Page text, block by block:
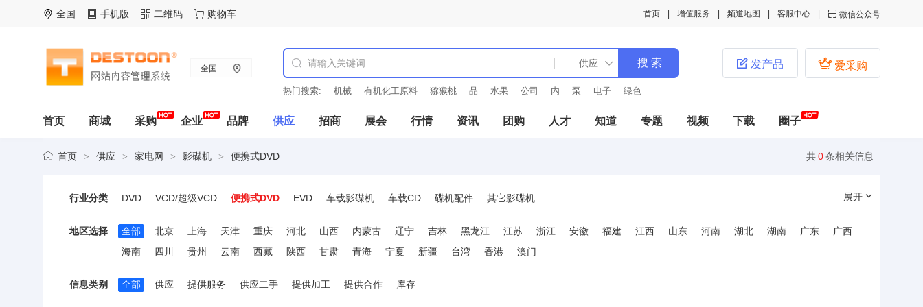
全国 手机版 二维码 购物车  微信公众号
客服中心
频道地图
增值服务
首页
全国
热门搜索: 机械 有机化工原料 猕猴桃 品 水果 公司 内 泵 电子 绿色
 爱采购
 发产品
首页 商城 采购 企业 品牌 供应 招商 展会 行情 资讯 团购 人才 知道 专题 视频 下载 圈子
共0条相关信息
首页 > 供应 > 家电网 > 影碟机 > 便携式DVD
行业分类 DVD VCD/超级VCD 便携式DVD EVD 车载影碟机 车载CD 碟机配件 其它影碟机 展开
地区选择 全部 北京 上海 天津 重庆 河北 山西 内蒙古 辽宁 吉林 黑龙江 江苏 浙江 安徽 福建 江西 山东 河南 湖北 湖南 广东
广西
海南
四川 贵州 云南 西藏 陕西 甘肃 青海 宁夏 新疆 台湾 香港 澳门
信息类别 全部 供应 提供服务 供应二手 提供加工 提供合作 库存